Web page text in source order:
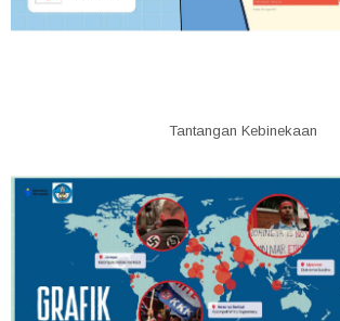
Tantangan Kebinekaan